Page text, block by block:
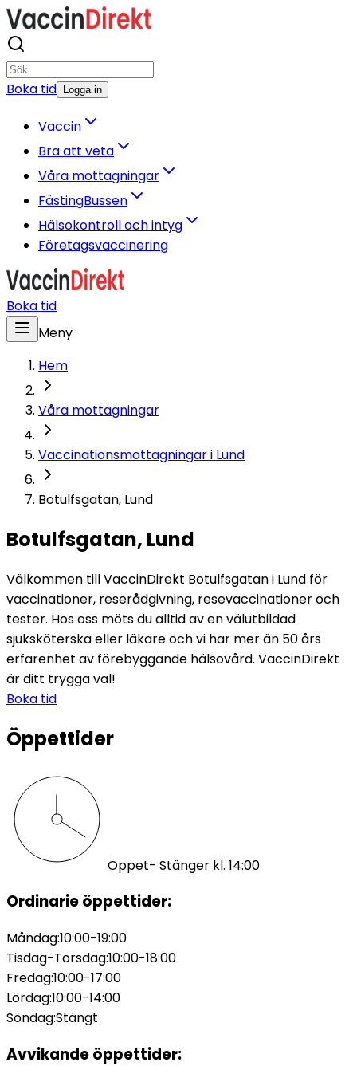
Boka tid Logga in
Vaccin
Bra att veta
Våra mottagningar
FästingBussen
Hälsokontroll och intyg
Företagsvaccinering
Boka tid
Meny
Hem
Våra mottagningar
Vaccinationsmottagningar i Lund
Botulfsgatan, Lund
Botulfsgatan, Lund
Välkommen till VaccinDirekt Botulfsgatan i Lund för
vaccinationer, reserådgivning, resevaccinationer och
tester. Hos oss möts du alltid av en välutbildad
sjuksköterska eller läkare och vi har mer än 50 års
erfarenhet av förebyggande hälsovård. VaccinDirekt
är ditt trygga val!
Boka tid
Öppettider
Öppet- Stänger kl. 14:00
Ordinarie öppettider:
Måndag:10:00-19:00
Tisdag-Torsdag:10:00-18:00
Fredag:10:00-17:00
Lördag:10:00-14:00
Söndag:Stängt
Avvikande öppettider: